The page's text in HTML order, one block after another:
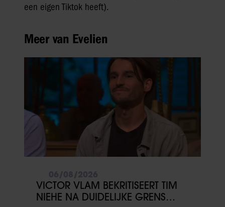
een eigen Tiktok heeft).
Meer van Evelien
VICTOR VLAM BEKRITISEERT TIM
NIEHE NA DUIDELIJKE GRENS